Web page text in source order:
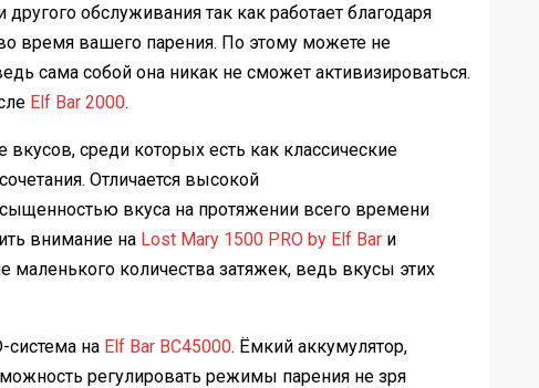
обслуживания так как работает благодаря
время вашего парения. По этому можете не
сама собой она никак не сможет активизироваться.
Elf Bar 2000.
вкусов, среди которых есть как классические
Отличается высокой
вкуса на протяжении всего времени
внимание на Lost Mary 1500 PRO by Elf Bar и
маленького количества затяжек, ведь вкусы этих
система на Elf Bar BC45000. Ёмкий аккумулятор,
регулировать режимы парения не зря